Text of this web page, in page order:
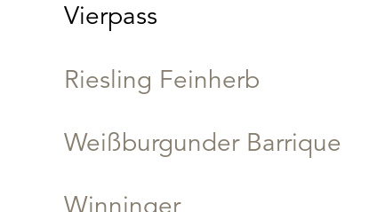
Vierpass
Riesling Feinherb
Weißburgunder Barrique
Winninger